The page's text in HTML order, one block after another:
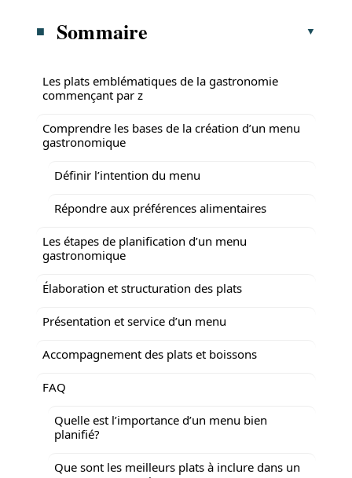
Sommaire
Les plats emblématiques de la gastronomie
commençant par z
Comprendre les bases de la création d’un menu
gastronomique
Définir l’intention du menu
Répondre aux préférences alimentaires
Les étapes de planification d’un menu
gastronomique
Élaboration et structuration des plats
Présentation et service d’un menu
Accompagnement des plats et boissons
FAQ
Quelle est l’importance d’un menu bien
planifié?
Que sont les meilleurs plats à inclure dans un